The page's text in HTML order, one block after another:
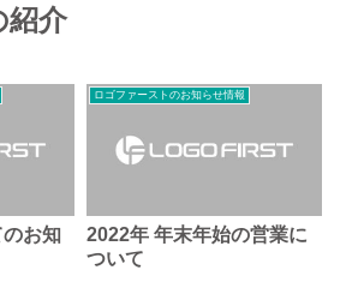
紹介
お知
ロゴファーストのお知らせ情報
2022年 年末年始の営業に
ついて